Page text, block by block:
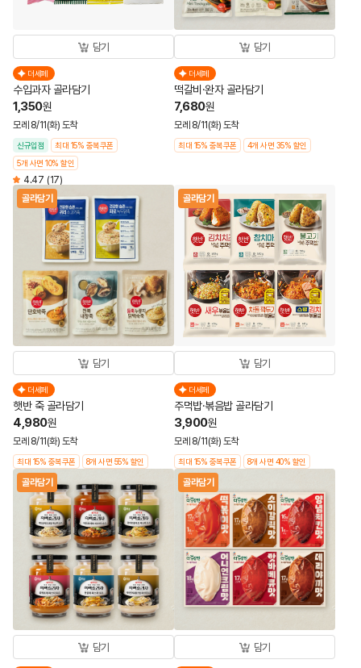
담기
더세페
수입과자 골라담기
1,350원
모레 8/11(화) 도착
신규입점
최대 15% 중복쿠폰
5개 사면 10% 할인
4.47 (17)
담기
더세페
떡갈비·완자 골라담기
7,680원
모레 8/11(화) 도착
최대 15% 중복쿠폰 4개 사면 35% 할인
골라담기
담기
더세페
햇반 죽 골라담기
4,980원
모레 8/11(화) 도착
최대 15% 중복쿠폰 8개 사면 55% 할인
골라담기
담기
더세페
주먹밥·볶음밥 골라담기
3,900원
모레 8/11(화) 도착
최대 15% 중복쿠폰 8개 사면 40% 할인
골라담기
담기
골라담기
담기